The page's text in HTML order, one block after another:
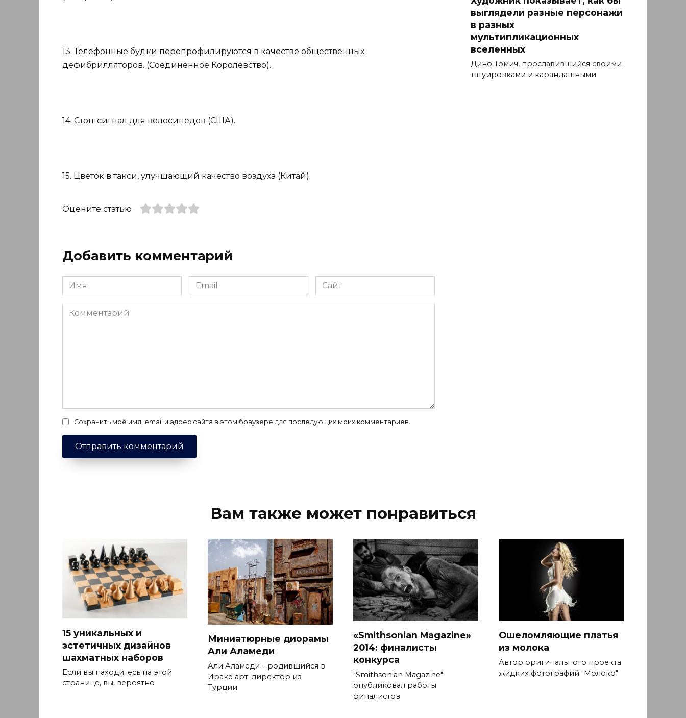
13. Телефонные будки перепрофилируются в качестве общественных
дефибрилляторов. (Соединенное Королевство).
14. Стоп-сигнал для велосипедов (США).
15. Цветок в такси, улучшающий качество воздуха (Китай).
Оцените статью
Добавить комментарий
Имя
*
Email
*
Сайт
Комментарий
Сохранить моё имя, email и адрес сайта в этом браузере для последующих моих комментариев.
выглядели разные персонажи
в разных
мультипликационных
вселенных
Дино Томич, прославившийся своими
татуировками и карандашными
Вам также может понравиться
15 уникальных и
эстетичных дизайнов
шахматных наборов
Если вы находитесь на этой
странице, вы, вероятно
Миниатюрные диорамы
Али Аламеди
Али Аламеди – родившийся в
Ираке арт-директор из
Турции
«Smithsonian Magazine»
2014: финалисты
конкурса
"Smithsonian Magazine"
опубликовал работы
финалистов
Ошеломляющие платья
из молока
Автор оригинального проекта
жидких фотографий "Молоко"